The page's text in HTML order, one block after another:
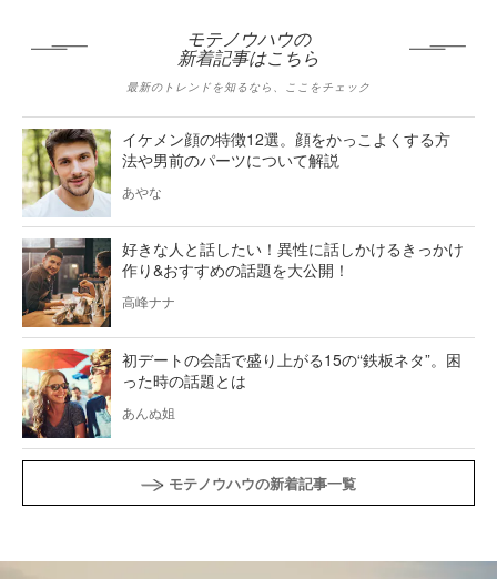
モテノウハウの
新着記事はこちら
最新のトレンドを知るなら、ここをチェック
イケメン顔の特徴12選。顔をかっこよくする方
法や男前のパーツについて解説
あやな
好きな人と話したい！異性に話しかけるきっかけ
作り&おすすめの話題を大公開！
高峰ナナ
初デートの会話で盛り上がる15の“鉄板ネタ”。困
った時の話題とは
あんぬ姐
モテノウハウの新着記事一覧